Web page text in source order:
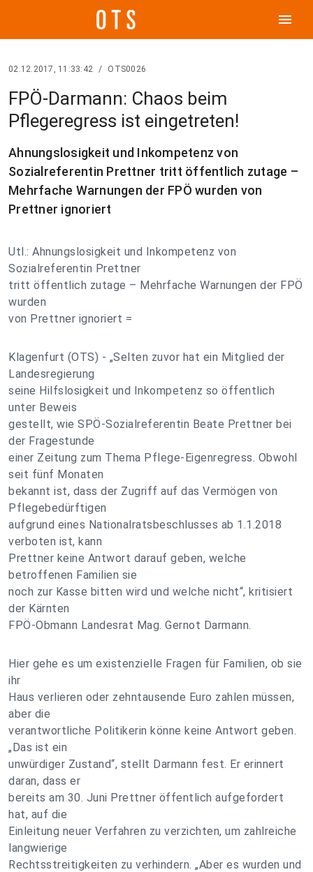
menu
02.12.2017, 11:33:42 / OTS0026
FPÖ-Darmann: Chaos beim
Pflegeregress ist eingetreten!
Ahnungslosigkeit und Inkompetenz von
Sozialreferentin Prettner tritt öffentlich zutage –
Mehrfache Warnungen der FPÖ wurden von
Prettner ignoriert
Utl.: Ahnungslosigkeit und Inkompetenz von
Sozialreferentin Prettner
tritt öffentlich zutage – Mehrfache Warnungen der FPÖ
wurden
von Prettner ignoriert =
Klagenfurt (OTS) - „Selten zuvor hat ein Mitglied der
Landesregierung
seine Hilfslosigkeit und Inkompetenz so öffentlich
unter Beweis
gestellt, wie SPÖ-Sozialreferentin Beate Prettner bei
der Fragestunde
einer Zeitung zum Thema Pflege-Eigenregress. Obwohl
seit fünf Monaten
bekannt ist, dass der Zugriff auf das Vermögen von
Pflegebedürftigen
aufgrund eines Nationalratsbeschlusses ab 1.1.2018
verboten ist, kann
Prettner keine Antwort darauf geben, welche
betroffenen Familien sie
noch zur Kasse bitten wird und welche nicht“, kritisiert
der Kärnten
FPÖ-Obmann Landesrat Mag. Gernot Darmann.
Hier gehe es um existenzielle Fragen für Familien, ob sie
ihr
Haus verlieren oder zehntausende Euro zahlen müssen,
aber die
verantwortliche Politikerin könne keine Antwort geben.
„Das ist ein
unwürdiger Zustand“, stellt Darmann fest. Er erinnert
daran, dass er
bereits am 30. Juni Prettner öffentlich aufgefordert
hat, auf die
Einleitung neuer Verfahren zu verzichten, um zahlreiche
langwierige
Rechtsstreitigkeiten zu verhindern. „Aber es wurden und